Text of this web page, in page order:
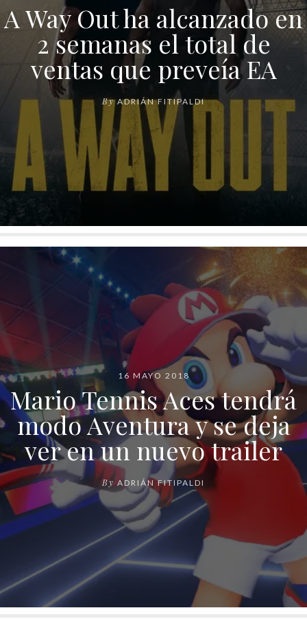
A Way Out ha alcanzado en
2 semanas el total de
ventas que preveía EA
By ADRIÁN FITIPALDI
16 MAYO 2018
Mario Tennis Aces tendrá
modo Aventura y se deja
ver en un nuevo trailer
By ADRIÁN FITIPALDI